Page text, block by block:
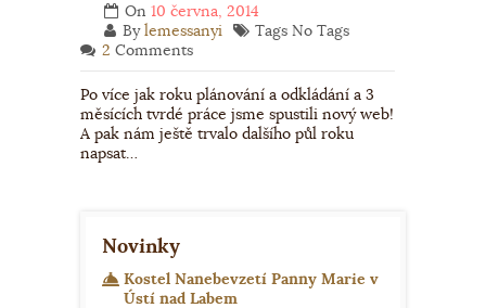
On 10 června, 2014
Bylemessanyi
Tags No Tags
2 Comments
Po více jak roku plánování a odkládání a 3
měsících tvrdé práce jsme spustili nový web!
A pak nám ještě trvalo dalšího půl roku
napsat…
Novinky
Kostel Nanebevzetí Panny Marie v
Ústí nad Labem